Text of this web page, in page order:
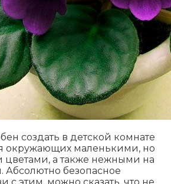
создать в детской комнате
окружающих маленькими, но
а также нежными на
Абсолютно безопасное